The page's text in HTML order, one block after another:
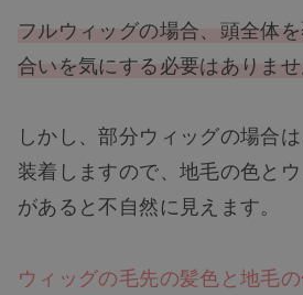
フルウィッグの場合、頭全体
合いを気にする必要はありませ
しかし、部分ウィッグの場合
装着しますので、地毛の色と
があると不自然に見えます。
ウィッグの毛先の髪色と地毛